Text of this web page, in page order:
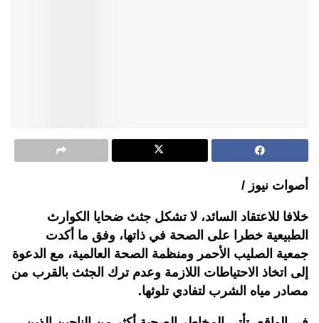
أصوات نيوز /
خلافا للاعتقاد السائد، لا تشكل جثث ضحايا الكوارث
الطبيعية خطرا على الصحة في ذاتها، وفق ما أكدت
جمعية الصليب الأحمر ومنظمة الصحة العالمية، مع الدعوة
إلى اتخاذ الاحتياطات اللازمة وعدم ترك الجثث بالقرب من
مصادر مياه الشرب لتفادي تلوثها.